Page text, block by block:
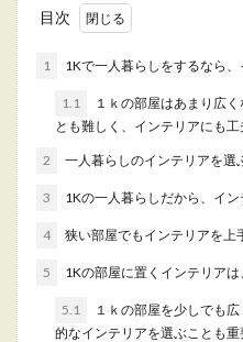
快適に
一人暮ら
す。部屋
なら、
目次
1 1Kで一人暮らしをするなら
1.1
１ｋの部屋はあまり広
とも難しく、インテリアにも工
2 一人暮らしのインテリアを選
3 1Kの一人暮らしだから、イ
4 狭い部屋でもインテリアを上
5 1Kの部屋に置くインテリア
5.1
１ｋの部屋を少しでも
的なインテリアを選ぶことも重